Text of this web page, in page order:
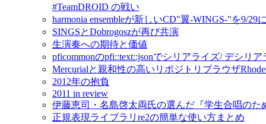
#TeamDROID の戦い
harmonia ensembleが新しいCD"翼-WINGS-"を9/29
SINGSとDobrogoszが再び共演
生演奏への期待と価値
pficommonのpfi::text::jsonでシリアライズ/ デシリ
Mercurialと親和性の高いリポジトリブラウザ
2012年の抱負
2011 in review
伊藤恵司・名島啓太両氏の選んだ『学生合唱の
正規表現ライブラリre2の簡単な使い方まとめ